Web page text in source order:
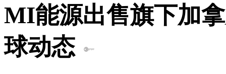
MI能源出售旗下加
球动态